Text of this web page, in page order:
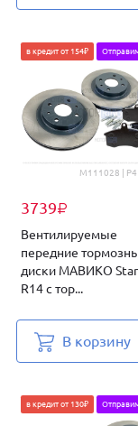
M111028 |
3739₽
в кредит от 154₽
Вентилируемые
передние
диски МАВИКО
R14 с тор...
В корзину
в кредит от 130₽